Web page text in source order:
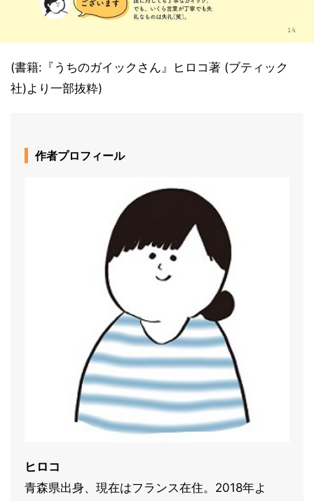
(書籍:『うちのガイックさん』ヒロコ著 (ブティック
社)より一部抜粋)
作者プロフィール
ヒロコ
青森県出身、現在はフランス在住。2018年よ